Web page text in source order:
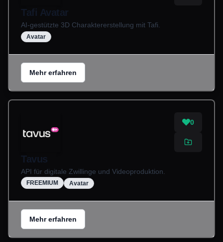
Tafi Avatar
AI-gestützte 3D Charaktererstellung mit Tafi.
Avatar
Mehr erfahren
0
Tavus
API für digitale Zwillinge und Videoproduktion.
FREEMIUM Avatar
Mehr erfahren